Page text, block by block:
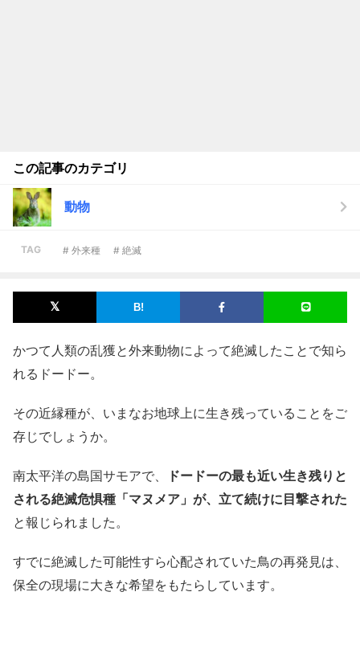
この記事のカテゴリ
動物
TAG # 外来種 # 絶滅
かつて人類の乱獲と外来動物によって絶滅したことで知ら
れるドードー。
その近縁種が、いまなお地球上に生き残っていることをご
存じでしょうか。
南太平洋の島国サモアで、
ドードーの最も近い生き残りと
される絶滅危惧種「マヌメア」が、立て続けに目撃された
と報じられました。
すでに絶滅した可能性すら心配されていた鳥の再発見は、
保全の現場に大きな希望をもたらしています。